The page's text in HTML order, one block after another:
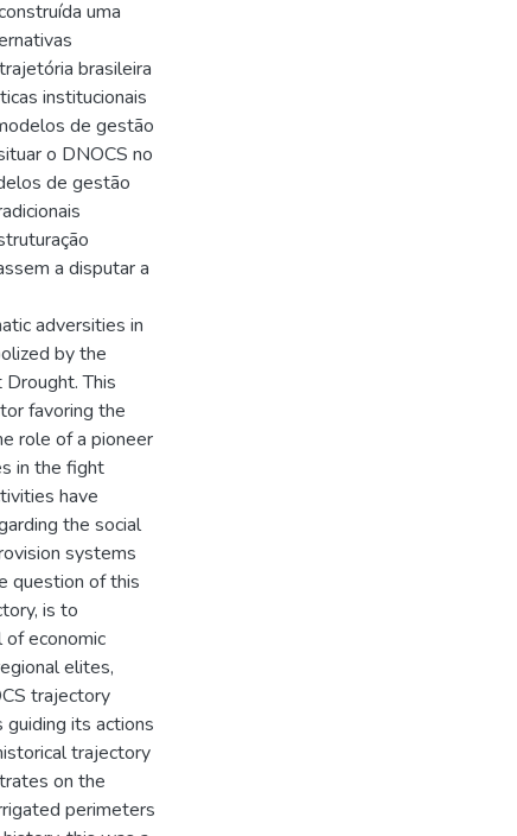
uma
brasileira
institucionais
de gestão
o DNOCS no
de gestão
a disputar a
adversities in
by the
This
favoring the
role of a pioneer
in the fight
have
the social
systems
question of this
is to
of economic
elites,
trajectory
its actions
trajectory
on the
perimeters